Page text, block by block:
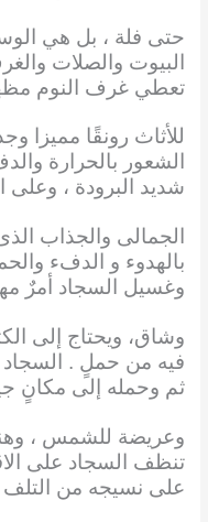
حتى فلة ، بل هي
البيوت والصلات
تعطي غرف النوم
للأثاث رونقًا مميزا
الشعور بالحرارة
شديد البرودة ، وعلى
الجمالى والجذاب
بالهدوء و الدفء
وغسيل السجاد أمرٌ
وشاق، ويحتاج إلى
فيه من حملٍ .
ثم وحمله إلى مكانٍ
وعريضة للشمس ،
تنظف السجاد على
على نسيجه من التلف